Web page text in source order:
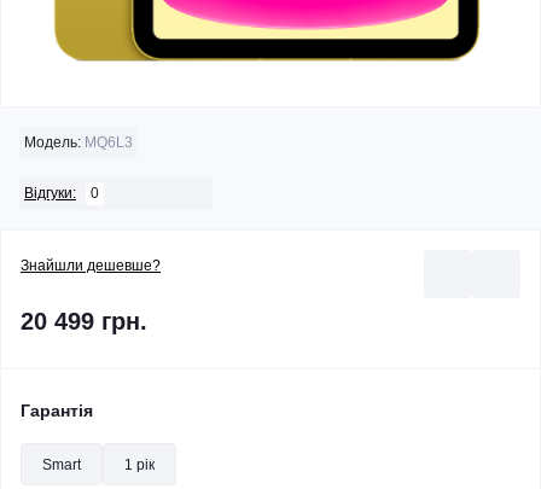
Модель: MQ6L3
Відгуки: 0
Знайшли дешевше?
20 499 грн.
Гарантія
Smart 1 рік